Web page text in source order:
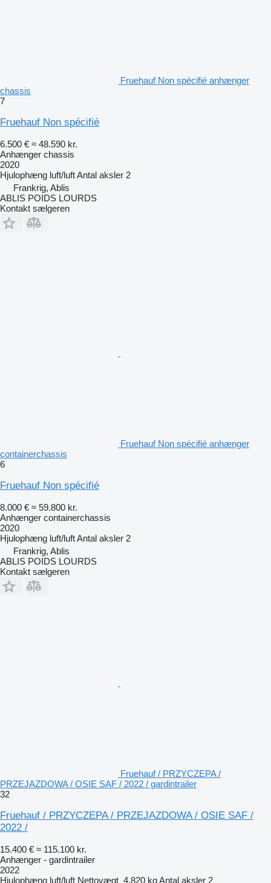
Fruehauf Non spécifié anhænger
chassis
7
Fruehauf Non spécifié
6.500 € ≈ 48.590 kr.
Anhænger chassis
2020
Hjulophæng luft/luftAntal aksler 2
Frankrig, Ablis
ABLIS POIDS LOURDS
Kontakt sælgeren
Fruehauf Non spécifié anhænger
containerchassis
6
Fruehauf Non spécifié
8.000 € ≈ 59.800 kr.
Anhænger containerchassis
2020
Hjulophæng luft/luftAntal aksler 2
Frankrig, Ablis
ABLIS POIDS LOURDS
Kontakt sælgeren
Fruehauf / PRZYCZEPA /
PRZEJAZDOWA / OSIE SAF / 2022 / gardintrailer
32
Fruehauf / PRZYCZEPA / PRZEJAZDOWA / OSIE SAF /
2022 /
15.400 € ≈ 115.100 kr.
Anhænger - gardintrailer
2022
Hjulophæng luft/luft Nettovægt 4.820 kgAntal aksler 2